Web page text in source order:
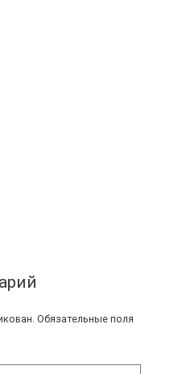
Обязательные поля